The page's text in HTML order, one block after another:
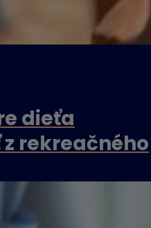
dieťa
rekreačného